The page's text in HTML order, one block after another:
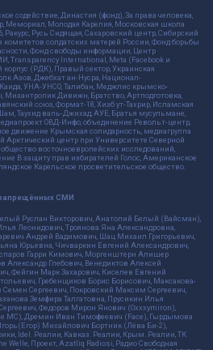
содействие, Династия (фонд), За права человека,
Мемориал, Молодая Карелия, Московская школа
Русь Сидящая, Сахаровский центр, Сибирский
комитетов солдатских матерей России, Фонд борьбы
Фонд свободы информации, Центр
Transparency International, Meta (Facebook и
(РДК), Правый сектор, Украинская
Азов, Джебхат ан-Нусра, Национал-
УНА-УНСО, Талибан, Меджлис крымско-
Мизантропик Дивижн, Братство, Артподготовка,
союз, Формат-18, Хизб ут-Тахрир, Исламская
Таухид валь-Джихад, АУЕ, Братья мусульмане,
ОВД-Инфо, объединение Револьт-центр,
движение Крымская солидарность, медиагруппа
Арктический центр при Университете Северной
восточноевропейских исследований,
В защиту прав избирателей Голос, Американское
Карельское просветительское общество.
запрещённых СМИ
Руслан Викторович, Анатолий Белый (Вайсман),
Леонидович, Троянова Яна Александровна,
Андрей Вадимович, Шац Михаил Григорьевич,
Юрьевна, Чичваркин Евгений Александрович,
Гарри Кимович, Моргенштерн Алишер
Александр Глебович, Венедиктов Алексей
Фейгин Марк Захарович, Киселев Евгений
Гребенщиков Борис Борисович, Максакова-
Сергеевич, Покровский Максим Сергеевич,
Земфира Талгатовна, Прусикин Илья
Федоров Мирон Янович (Oxxxymiron),
MC), Дремин Иван Тимофеевич (Face), Гырдымова
Михайлович Бортник (Лёва Би-2),
Idel. Реалии, Кавказ. Реалии, Крым. Реалии, ТК
Welle, Проект, Azatliq Radiosi, Радио Свободная